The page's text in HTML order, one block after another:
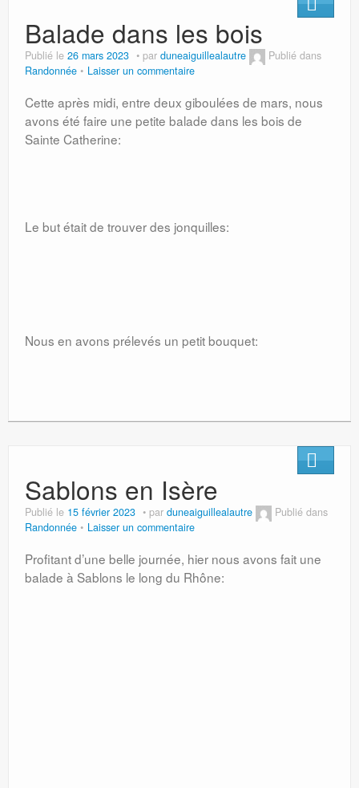
Balade dans les bois
Publié le 26 mars 2023 par duneaiguillealautre
Publié dans
Randonnée
Laisser un commentaire
Cette après midi, entre deux giboulées de mars, nous
avons été faire une petite balade dans les bois de
Sainte Catherine:
Le but était de trouver des jonquilles:
Nous en avons prélevés un petit bouquet:
Sablons en Isère
Publié le 15 février 2023 par duneaiguillealautre
Publié dans
Randonnée
Laisser un commentaire
Profitant d’une belle journée, hier nous avons fait une
balade à Sablons le long du Rhône: